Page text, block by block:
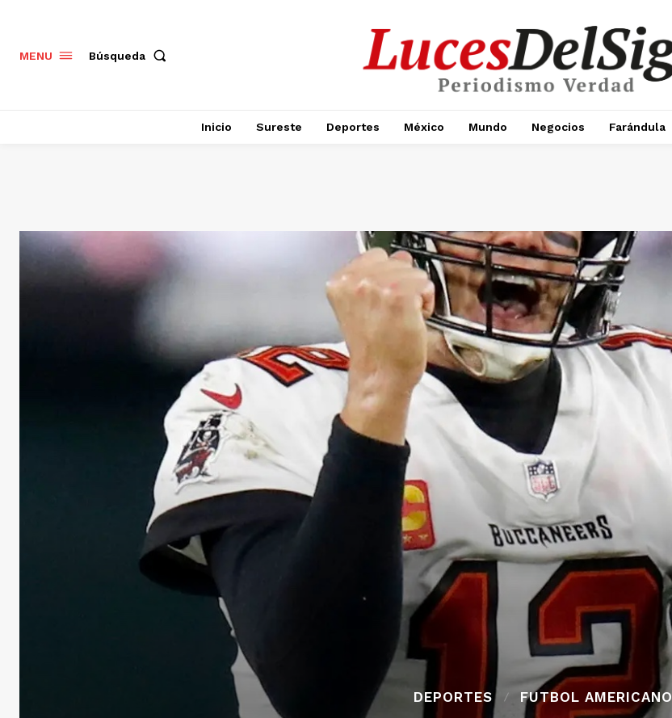
MENU Búsqueda
Inicio Sureste Deportes México Mundo Negocios Farándula
DEPORTES FUTBOL AMERICANO